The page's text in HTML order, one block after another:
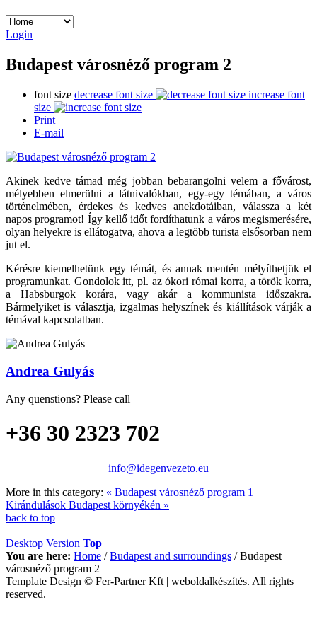
Login
Budapest városnéző program 2
font size decrease font size
increase font
size
Print
E-mail
Akinek kedve támad még jobban bebarangolni velem a fővárost,
mélyebben elmerülni a látnivalókban, egy-egy témában, a város
történelmében, érdekes és kedves anekdotáiban, válassza a két
napos programot! Így kellő időt fordíthatunk a város megismerésére,
olyan helyekre is ellátogatva, ahova a legtöbb turista elsősorban nem
jut el.
Kérésre kiemelhetünk egy témát, és annak mentén mélyíthetjük el
programunkat. Gondolok itt, pl. az ókori római korra, a török korra,
a Habsburgok korára, vagy akár a kommunista időszakra.
Bármelyiket is választja, izgalmas helyszínek és kiállítások várják a
témával kapcsolatban.
Andrea Gulyás
Any quenstions? Please call
+36 30 2323 702
info@idegenvezeto.eu
More in this category: « Budapest városnéző program 1
Kirándulások Budapest környékén »
back to top
Desktop Version Top
You are here: Home /Budapest and surroundings /Budapest
városnéző program 2
Template Design © Fer-Partner Kft | weboldalkészítés. All rights
reserved.